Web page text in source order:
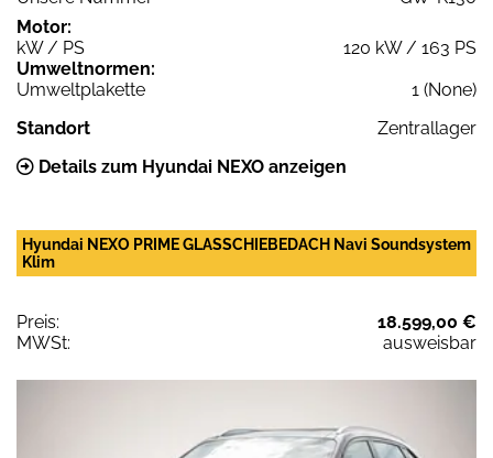
Motor:
kW / PS
120 kW / 163 PS
Umweltnormen:
Umweltplakette
1 (None)
Standort
Zentrallager
Details zum Hyundai NEXO anzeigen
Hyundai NEXO PRIME GLASSCHIEBEDACH Navi Soundsystem
Klim
Preis:
18.599,00 €
MWSt:
ausweisbar